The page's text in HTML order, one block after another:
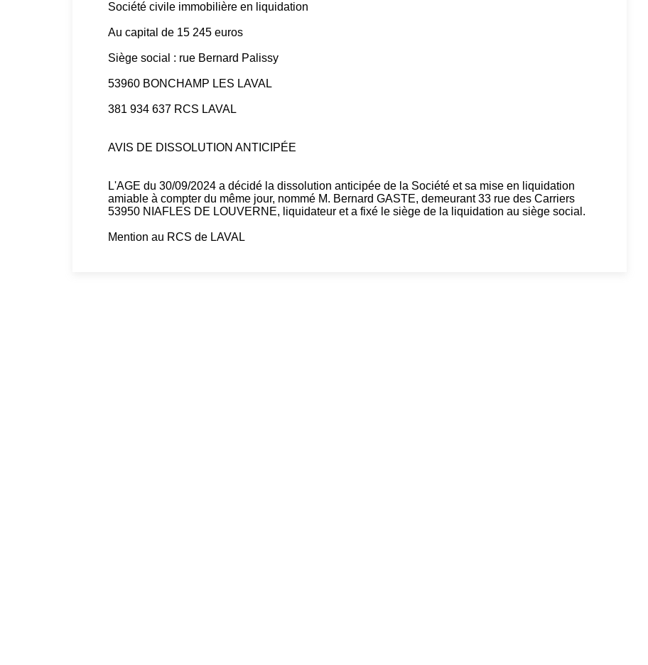
Société civile immobilière en liquidation
Au capital de 15 245 euros
Siège social : rue Bernard Palissy
53960 BONCHAMP LES LAVAL
381 934 637 RCS LAVAL
AVIS DE DISSOLUTION ANTICIPÉE
L'AGE du 30/09/2024 a décidé la dissolution anticipée de la Société et sa mise en liquidation
amiable à compter du même jour, nommé M. Bernard GASTE, demeurant 33 rue des Carriers
53950 NIAFLES DE LOUVERNE, liquidateur et a fixé le siège de la liquidation au siège social.
Mention au RCS de LAVAL